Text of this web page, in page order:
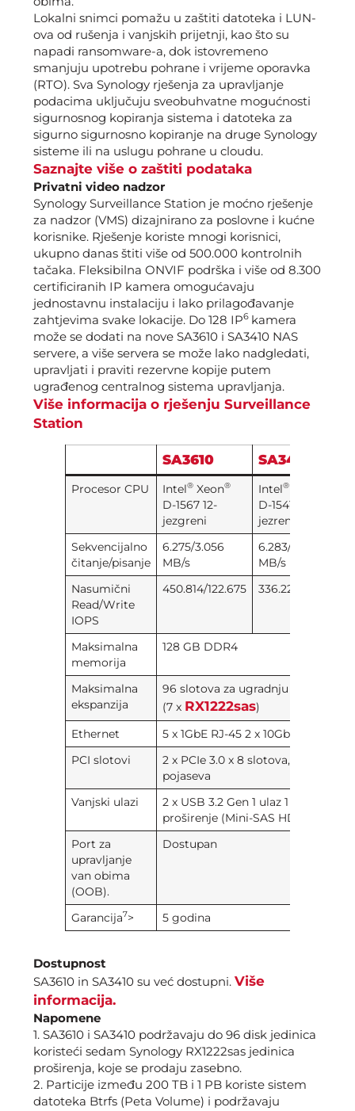
Lokalni snimci pomažu u zaštiti datoteka i LUN-
ova od rušenja i vanjskih prijetnji, kao što su
napadi ransomware-a, dok istovremeno
smanjuju upotrebu pohrane i vrijeme oporavka
(RTO). Sva Synology rješenja za upravljanje
podacima uključuju sveobuhvatne mogućnosti
sigurnosnog kopiranja sistema i datoteka za
sigurno sigurnosno kopiranje na druge Synology
sisteme ili na uslugu pohrane u cloudu.
Saznajte više o zaštiti podataka
Privatni video nadzor
Synology Surveillance Station je moćno rješenje
za nadzor (VMS) dizajnirano za poslovne i kućne
korisnike. Rješenje koriste mnogi korisnici,
ukupno danas štiti više od 500.000 kontrolnih
tačaka. Fleksibilna ONVIF podrška i više od 8.300
certificiranih IP kamera omogućavaju
jednostavnu instalaciju i lako prilagođavanje
zahtjevima svake lokacije. Do 128 IP6 kamera
može se dodati na nove SA3610 i SA3410 NAS
servere, a više servera se može lako nadgledati,
upravljati i praviti rezervne kopije putem
ugrađenog centralnog sistema upravljanja.
Više informacija o rješenju Surveillance
Station
SA3610 SA3410
Procesor CPU Intel®Xeon®
D-1567 12-
jezgreni
Intel®Xeon
D-1541 8-
jezreni
Sekvencijalno
čitanje/pisanje
6.275/3.056
MB/s
6.283/3.023
MB/s
Nasumični
Read/Write
IOPS
450.814/122.675 336.224/116.518
Maksimalna
memorija
128 GB DDR4
Maksimalna
ekspanzija
96 slotova za ugradnju diskova
(7 x RX1222sas)
Ethernet​ 5 x 1GbE RJ-45 2 x 10GbE RJ-45
PCI slotovi
2 x PCIe 3.0 x 8 slotova, x 8
pojaseva
Vanjski ulazi
2 x USB 3.2 Gen 1 ulaz 1 x port za
proširenje (Mini-SAS HD)
Port za
upravljanje
van obima
(OOB).
Dostupan
Garancija7> 5 godina
Dostupnost
SA3610 in SA3410 su već dostupni. Više
informacija.
Napomene
1. SA3610 i SA3410 podržavaju do 96 disk jedinica
koristeći sedam Synology RX1222sas jedinica
proširenja, koje se prodaju zasebno.
2. Particije između 200 TB i 1 PB koriste sistem
datoteka Btrfs (Peta Volume) i podržavaju